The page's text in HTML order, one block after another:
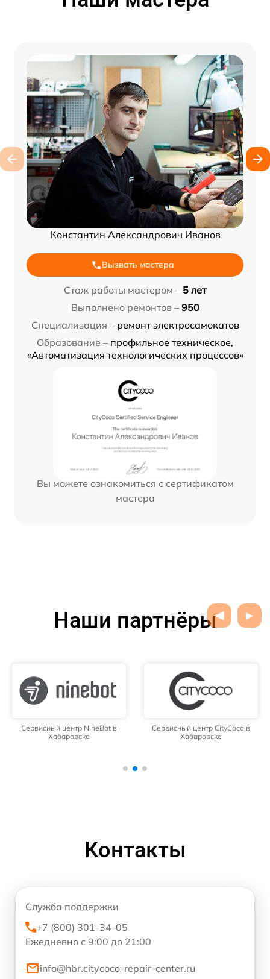
Константин Александрович Иванов
Вызвать мастера
Стаж работы мастером – 5 лет
Выполнено ремонтов – 950
Специализация – ремонт электросамокатов
Образование – профильное техническое,
«Автоматизация технологических процессов»
Вы можете ознакомиться с сертификатом
мастера
Наши партнёры
Сервисный центр NineBot в
Хабаровске
Сервисный центр CityCoco в
Хабаровске
Контакты
Служба поддержки
+7 (800) 301-34-05
Ежедневно с 9:00 до 21:00
info@hbr.citycoco-repair-center.ru